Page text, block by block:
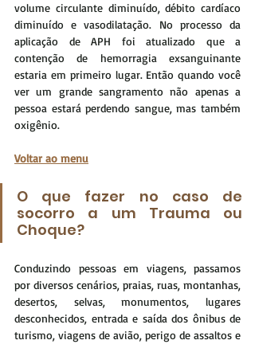
volume circulante diminuído, débito cardíaco
diminuído e vasodilatação. No processo da
aplicação de APH foi atualizado que a
contenção de hemorragia exsanguinante
estaria em primeiro lugar. Então quando você
ver um grande sangramento não apenas a
pessoa estará perdendo sangue, mas também
oxigênio.
Voltar ao menu
O que fazer no caso de
socorro a um Trauma ou
Choque?
Conduzindo pessoas em viagens, passamos
por diversos cenários, praias, ruas, montanhas,
desertos, selvas, monumentos, lugares
desconhecidos, entrada e saída dos ônibus de
turismo, viagens de avião, perigo de assaltos e